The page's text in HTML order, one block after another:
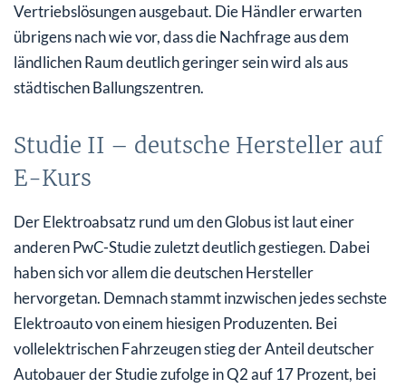
Vertriebslösungen ausgebaut. Die Händler erwarten
übrigens nach wie vor, dass die Nachfrage aus dem
ländlichen Raum deutlich geringer sein wird als aus
städtischen Ballungszentren.
Studie II – deutsche Hersteller auf
E-Kurs
Der Elektroabsatz rund um den Globus ist laut einer
anderen PwC-Studie zuletzt deutlich gestiegen. Dabei
haben sich vor allem die deutschen Hersteller
hervorgetan. Demnach stammt inzwischen jedes sechste
Elektroauto von einem hiesigen Produzenten. Bei
vollelektrischen Fahrzeugen stieg der Anteil deutscher
Autobauer der Studie zufolge in Q2 auf 17 Prozent, bei